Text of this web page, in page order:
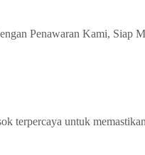
Penawaran Kami, Siap
terpercaya untuk